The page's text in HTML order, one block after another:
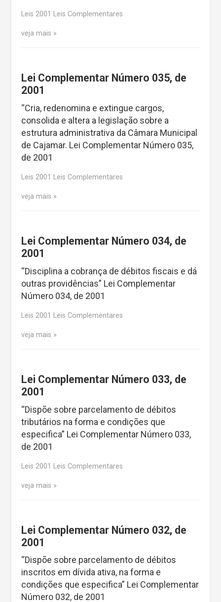
Leis 2001 Leis Complementares
veja mais
Lei Complementar Número 035, de
2001
“Cria, redenomina e extingue cargos,
consolida e altera a legislação sobre a
estrutura administrativa da Câmara Municipal
de Cajamar. Lei Complementar Número 035,
de 2001
Leis 2001 Leis Complementares
veja mais
Lei Complementar Número 034, de
2001
“Disciplina a cobrança de débitos fiscais e dá
outras providências” Lei Complementar
Número 034, de 2001
Leis 2001 Leis Complementares
veja mais
Lei Complementar Número 033, de
2001
“Dispõe sobre parcelamento de débitos
tributários na forma e condições que
especifica” Lei Complementar Número 033,
de 2001
Leis 2001 Leis Complementares
veja mais
Lei Complementar Número 032, de
2001
“Dispõe sobre parcelamento de débitos
inscritos em dívida ativa, na forma e
condições que especifica” Lei Complementar
Número 032, de 2001